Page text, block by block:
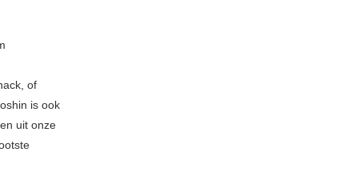
of
is ook
uit onze